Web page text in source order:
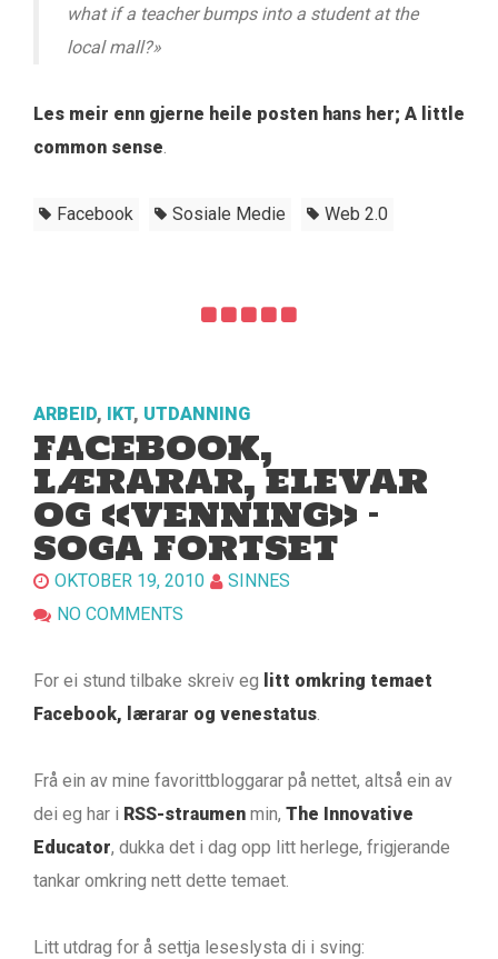
what if a teacher bumps into a student at the
local mall?»
Les meir enn gjerne heile posten hans her; A little
common sense
Facebook Sosiale Medie Web 2.0
ARBEID, IKT, UTDANNING
FACEBOOK,
LÆRARAR, ELEVAR
OG «VENNING» –
SOGA FORTSET
OKTOBER 19, 2010
SINNES
NO COMMENTS
For ei stund tilbake skreiv eg litt omkring temaet
Facebook, lærarar og venestatus
Frå ein av mine favorittbloggarar på nettet, altså ein av
dei eg har i RSS-straumen min, The Innovative
Educator, dukka det i dag opp litt herlege, frigjerande
tankar omkring nett dette temaet.
Litt utdrag for å settja leseslysta di i sving: